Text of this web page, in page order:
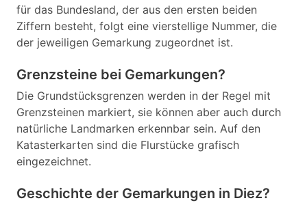
für das Bundesland, der aus den ersten beiden
Ziffern besteht, folgt eine vierstellige Nummer, die
der jeweiligen Gemarkung zugeordnet ist.
Grenzsteine bei Gemarkungen?
Die Grundstücksgrenzen werden in der Regel mit
Grenzsteinen markiert, sie können aber auch durch
natürliche Landmarken erkennbar sein. Auf den
Katasterkarten sind die Flurstücke grafisch
eingezeichnet.
Geschichte der Gemarkungen in Diez?